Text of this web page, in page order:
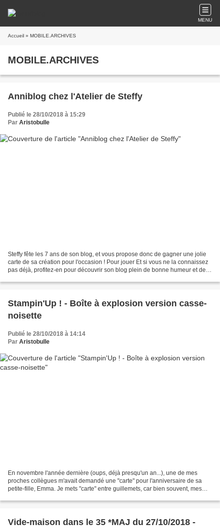
MENU
Accueil » MOBILE.ARCHIVES
MOBILE.ARCHIVES
Anniblog chez l'Atelier de Steffy
Publié le 28/10/2018 à 15:29
Par Aristobulle
Steffy fête les 7 ans de son blog, et vous propose donc de gagner une jolie
carte de sa création pour l'occasion ! Pour jouer Et si vous ne la connaissez
pas déjà, profitez-en pour découvrir son blog plein de bonne humeur et de
Stampin'Up ! - Boîte à explosion version casse-
noisette
Publié le 28/10/2018 à 14:14
Par Aristobulle
En novembre l'année dernière (oups, déjà presqu'un an...), une de mes
proches collègues m'avait demandé une "carte" pour l'anniversaire de sa
petite-fille, Emma. Je mets "carte" entre guillemets, car bien souvent, mes
Vide-maison dans le 35 *MAJ du 27/10/2018 -